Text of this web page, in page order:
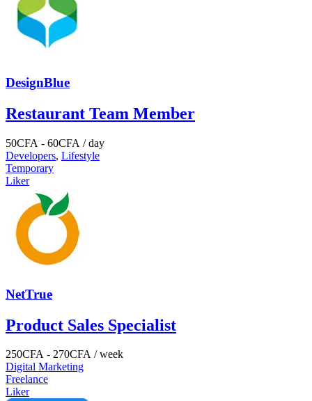
DesignBlue
Restaurant Team Member
50CFA - 60CFA / day
Developers, Lifestyle
Temporary
Liker
NetTrue
Product Sales Specialist
250CFA - 270CFA / week
Digital Marketing
Freelance
Liker